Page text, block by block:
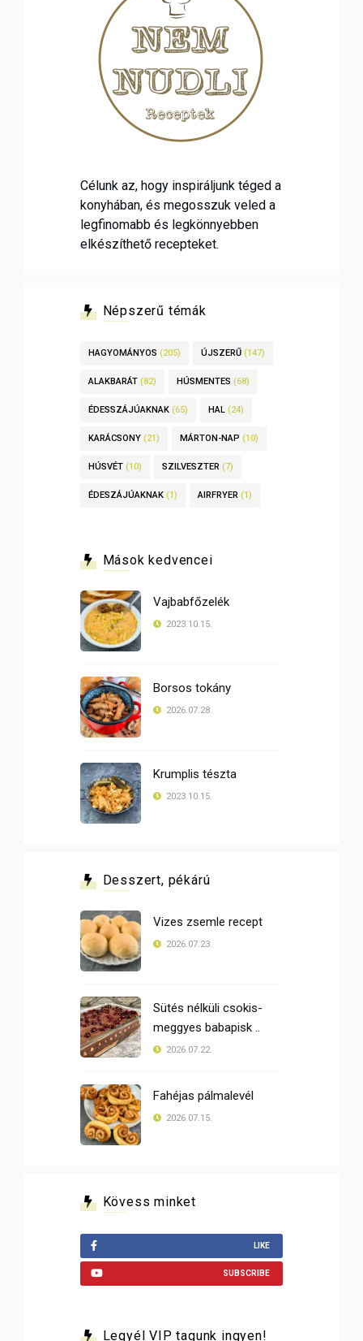
Célunk az, hogy inspiráljunk téged a
konyhában, és megosszuk veled a
legfinomabb és legkönnyebben
elkészíthető recepteket.
Népszerű témák
HAGYOMÁNYOS (205) ÚJSZERŰ (147)
ALAKBARÁT (82) HÚSMENTES (68)
ÉDESSZÁJÚAKNAK (65) HAL (24)
KARÁCSONY (21) MÁRTON-NAP (10)
HÚSVÉT (10) SZILVESZTER (7)
ÉDESZÁJÚAKNAK (1) AIRFRYER (1)
Mások kedvencei
Vajbabfőzelék
2023.10.15.
Borsos tokány
2026.07.28.
Krumplis tészta
2023.10.15.
Desszert, pékárú
Vizes zsemle recept
2026.07.23.
Sütés nélküli csokis-
meggyes babapisk ..
2026.07.22.
Fahéjas pálmalevél
2026.07.15.
Kövess minket
LIKE
SUBSCRIBE
Legyél VIP tagunk ingyen!